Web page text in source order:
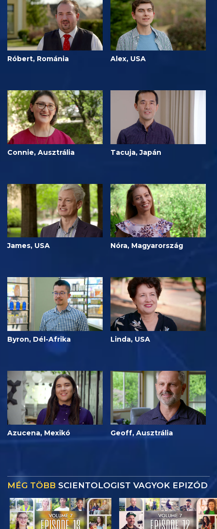
Róbert, Románia Alex, USA
Connie, Ausztrália Tacuja, Japán
James, USA Nóra, Magyarország
Byron, Dél-Afrika Linda, USA
Azucena, Mexikó Geoff, Ausztrália
MÉG TÖBB SCIENTOLOGIST VAGYOK EPIZÓD